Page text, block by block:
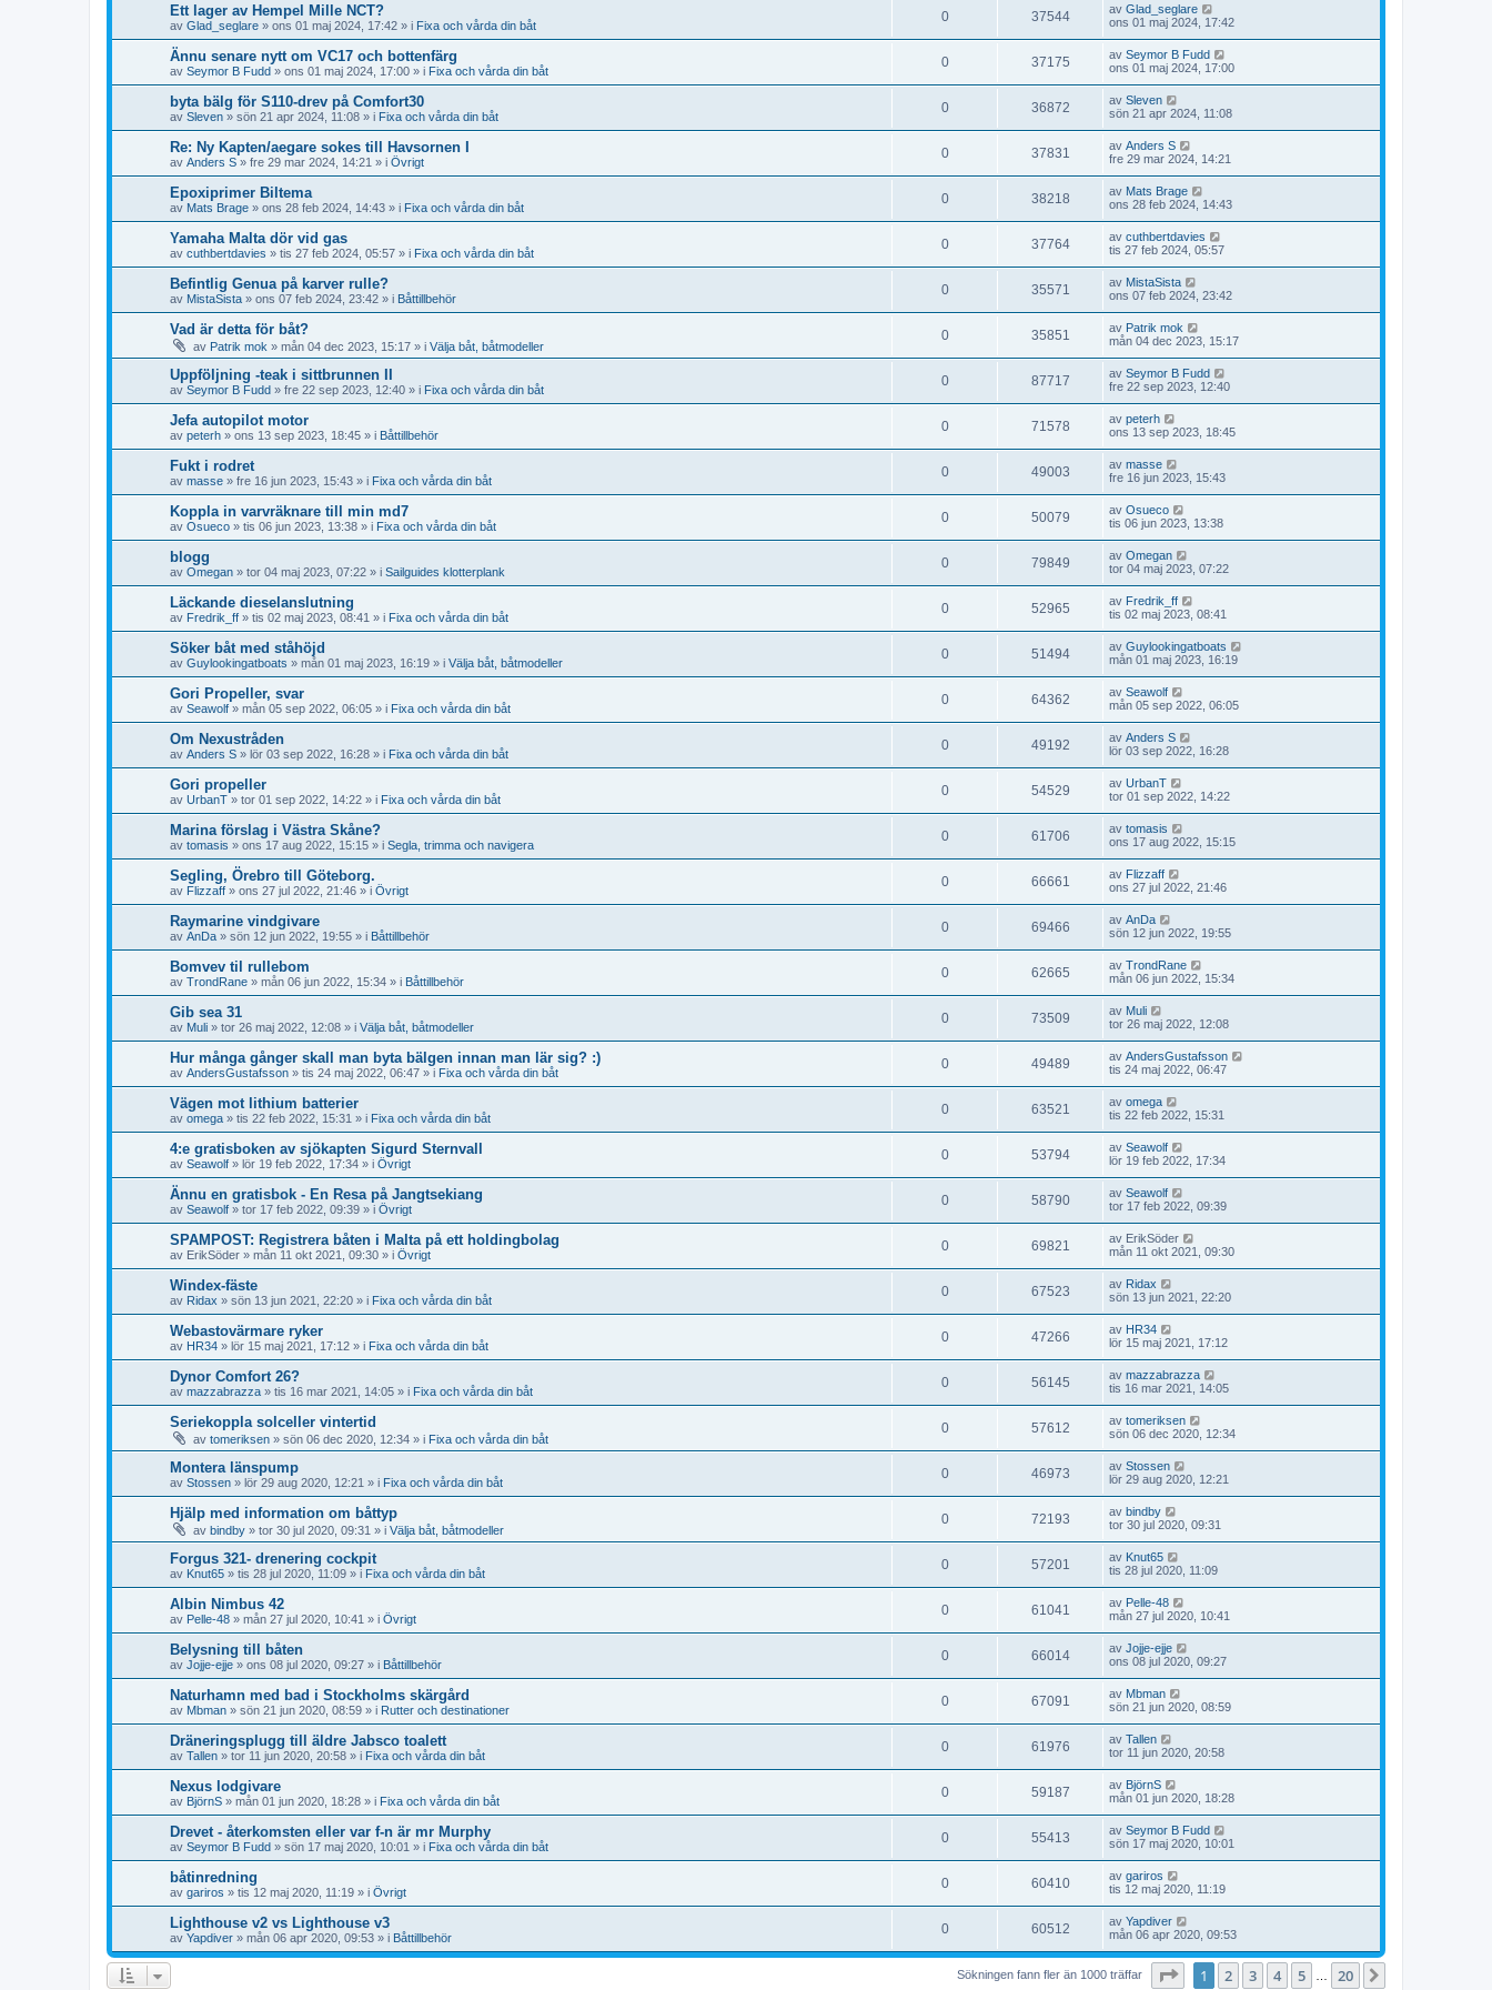
Ett lager av Hempel Mille NCT?
av Glad_seglare » ons 01 maj 2024, 17:42 » i Fixa och vårda din båt
0 37544 av Glad_seglare
ons 01 maj 2024, 17:42
Ännu senare nytt om VC17 och bottenfärg
av Seymor B Fudd » ons 01 maj 2024, 17:00 » i Fixa och vårda din båt
0 37175 av Seymor B Fudd
ons 01 maj 2024, 17:00
byta bälg för S110-drev på Comfort30
av Sleven » sön 21 apr 2024, 11:08 » i Fixa och vårda din båt
0 36872 av Sleven
sön 21 apr 2024, 11:08
Re: Ny Kapten/aegare sokes till Havsornen I
av Anders S » fre 29 mar 2024, 14:21 » i Övrigt
0 37831 av Anders S
fre 29 mar 2024, 14:21
Epoxiprimer Biltema
av Mats Brage » ons 28 feb 2024, 14:43 » i Fixa och vårda din båt
0 38218 av Mats Brage
ons 28 feb 2024, 14:43
Yamaha Malta dör vid gas
av cuthbertdavies » tis 27 feb 2024, 05:57 » i Fixa och vårda din båt
0 37764 av cuthbertdavies
tis 27 feb 2024, 05:57
Befintlig Genua på karver rulle?
av MistaSista » ons 07 feb 2024, 23:42 » i Båttillbehör
0 35571 av MistaSista
ons 07 feb 2024, 23:42
Vad är detta för båt?
av Patrik mok » mån 04 dec 2023, 15:17 » i Välja båt, båtmodeller
0 35851 av Patrik mok
mån 04 dec 2023, 15:17
Uppföljning -teak i sittbrunnen II
av Seymor B Fudd » fre 22 sep 2023, 12:40 » i Fixa och vårda din båt
0 87717 av Seymor B Fudd
fre 22 sep 2023, 12:40
Jefa autopilot motor
av peterh » ons 13 sep 2023, 18:45 » i Båttillbehör
0 71578 av peterh
ons 13 sep 2023, 18:45
Fukt i rodret
av masse » fre 16 jun 2023, 15:43 » i Fixa och vårda din båt
0 49003 av masse
fre 16 jun 2023, 15:43
Koppla in varvräknare till min md7
av Osueco » tis 06 jun 2023, 13:38 » i Fixa och vårda din båt
0 50079 av Osueco
tis 06 jun 2023, 13:38
blogg
av Omegan » tor 04 maj 2023, 07:22 » i Sailguides klotterplank
0 79849 av Omegan
tor 04 maj 2023, 07:22
Läckande dieselanslutning
av Fredrik_ff » tis 02 maj 2023, 08:41 » i Fixa och vårda din båt
0 52965 av Fredrik_ff
tis 02 maj 2023, 08:41
Söker båt med ståhöjd
av Guylookingatboats » mån 01 maj 2023, 16:19 » i Välja båt, båtmodeller
0 51494 av Guylookingatboats
mån 01 maj 2023, 16:19
Gori Propeller, svar
av Seawolf » mån 05 sep 2022, 06:05 » i Fixa och vårda din båt
0 64362 av Seawolf
mån 05 sep 2022, 06:05
Om Nexustråden
av Anders S » lör 03 sep 2022, 16:28 » i Fixa och vårda din båt
0 49192 av Anders S
lör 03 sep 2022, 16:28
Gori propeller
av UrbanT » tor 01 sep 2022, 14:22 » i Fixa och vårda din båt
0 54529 av UrbanT
tor 01 sep 2022, 14:22
Marina förslag i Västra Skåne?
av tomasis » ons 17 aug 2022, 15:15 » i Segla, trimma och navigera
0 61706 av tomasis
ons 17 aug 2022, 15:15
Segling, Örebro till Göteborg.
av Flizzaff » ons 27 jul 2022, 21:46 » i Övrigt
0 66661 av Flizzaff
ons 27 jul 2022, 21:46
Raymarine vindgivare
av AnDa » sön 12 jun 2022, 19:55 » i Båttillbehör
0 69466 av AnDa
sön 12 jun 2022, 19:55
Bomvev til rullebom
av TrondRane » mån 06 jun 2022, 15:34 » i Båttillbehör
0 62665 av TrondRane
mån 06 jun 2022, 15:34
Gib sea 31
av Muli » tor 26 maj 2022, 12:08 » i Välja båt, båtmodeller
0 73509 av Muli
tor 26 maj 2022, 12:08
Hur många gånger skall man byta bälgen innan man lär sig? :)
av AndersGustafsson » tis 24 maj 2022, 06:47 » i Fixa och vårda din båt
0 49489 av AndersGustafsson
tis 24 maj 2022, 06:47
Vägen mot lithium batterier
av omega » tis 22 feb 2022, 15:31 » i Fixa och vårda din båt
0 63521 av omega
tis 22 feb 2022, 15:31
4:e gratisboken av sjökapten Sigurd Sternvall
av Seawolf » lör 19 feb 2022, 17:34 » i Övrigt
0 53794 av Seawolf
lör 19 feb 2022, 17:34
Ännu en gratisbok - En Resa på Jangtsekiang
av Seawolf » tor 17 feb 2022, 09:39 » i Övrigt
0 58790 av Seawolf
tor 17 feb 2022, 09:39
SPAMPOST: Registrera båten i Malta på ett holdingbolag
av ErikSöder » mån 11 okt 2021, 09:30 » i Övrigt
0 69821 av ErikSöder
mån 11 okt 2021, 09:30
Windex-fäste
av Ridax » sön 13 jun 2021, 22:20 » i Fixa och vårda din båt
0 67523 av Ridax
sön 13 jun 2021, 22:20
Webastovärmare ryker
av HR34 » lör 15 maj 2021, 17:12 » i Fixa och vårda din båt
0 47266 av HR34
lör 15 maj 2021, 17:12
Dynor Comfort 26?
av mazzabrazza » tis 16 mar 2021, 14:05 » i Fixa och vårda din båt
0 56145 av mazzabrazza
tis 16 mar 2021, 14:05
Seriekoppla solceller vintertid
av tomeriksen » sön 06 dec 2020, 12:34 » i Fixa och vårda din båt
0 57612 av tomeriksen
sön 06 dec 2020, 12:34
Montera länspump
av Stossen » lör 29 aug 2020, 12:21 » i Fixa och vårda din båt
0 46973 av Stossen
lör 29 aug 2020, 12:21
Hjälp med information om båttyp
av bindby » tor 30 jul 2020, 09:31 » i Välja båt, båtmodeller
0 72193 av bindby
tor 30 jul 2020, 09:31
Forgus 321- drenering cockpit
av Knut65 » tis 28 jul 2020, 11:09 » i Fixa och vårda din båt
0 57201 av Knut65
tis 28 jul 2020, 11:09
Albin Nimbus 42
av Pelle-48 » mån 27 jul 2020, 10:41 » i Övrigt
0 61041 av Pelle-48
mån 27 jul 2020, 10:41
Belysning till båten
av Jojje-ejje » ons 08 jul 2020, 09:27 » i Båttillbehör
0 66014 av Jojje-ejje
ons 08 jul 2020, 09:27
Naturhamn med bad i Stockholms skärgård
av Mbman » sön 21 jun 2020, 08:59 » i Rutter och destinationer
0 67091 av Mbman
sön 21 jun 2020, 08:59
Dräneringsplugg till äldre Jabsco toalett
av Tallen » tor 11 jun 2020, 20:58 » i Fixa och vårda din båt
0 61976 av Tallen
tor 11 jun 2020, 20:58
Nexus lodgivare
av BjörnS » mån 01 jun 2020, 18:28 » i Fixa och vårda din båt
0 59187 av BjörnS
mån 01 jun 2020, 18:28
Drevet - återkomsten eller var f-n är mr Murphy
av Seymor B Fudd » sön 17 maj 2020, 10:01 » i Fixa och vårda din båt
0 55413 av Seymor B Fudd
sön 17 maj 2020, 10:01
båtinredning
av gariros » tis 12 maj 2020, 11:19 » i Övrigt
0 60410 av gariros
tis 12 maj 2020, 11:19
Lighthouse v2 vs Lighthouse v3
av Yapdiver » mån 06 apr 2020, 09:53 » i Båttillbehör
0 60512 av Yapdiver
mån 06 apr 2020, 09:53
Sökningen fann fler än 1000 träffar Sida av 20
1 2 3 4 5 20